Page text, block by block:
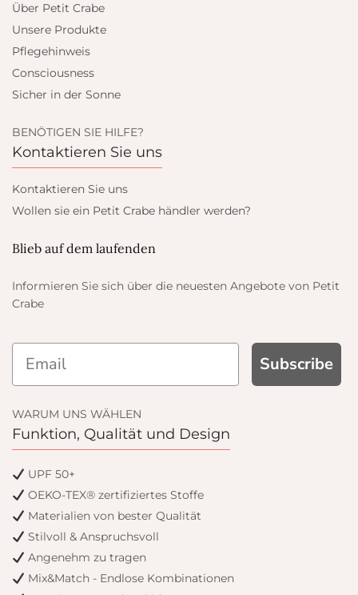
Über Petit Crabe
Unsere Produkte
Pflegehinweis
Consciousness
Sicher in der Sonne
BENÖTIGEN SIE HILFE?
Kontaktieren Sie uns
Kontaktieren Sie uns
Wollen sie ein Petit Crabe händler werden?
Blieb auf dem laufenden
Informieren Sie sich über die neuesten Angebote von Petit
Crabe
Subscribe
WARUM UNS WÄHLEN
Funktion, Qualität und Design
UPF 50+
OEKO-TEX® zertifiziertes Stoffe
Materialien von bester Qualität
Stilvoll & Anspruchsvoll
Angenehm zu tragen
Mix&Match - Endlose Kombinationen